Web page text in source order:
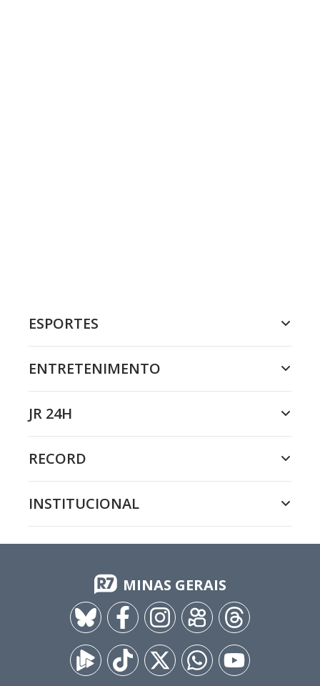
ESPORTES
ENTRETENIMENTO
JR 24H
RECORD
INSTITUCIONAL
MINAS GERAIS